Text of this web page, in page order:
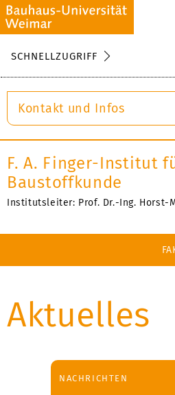
SCHNELLZUGRIFF
Kontakt und Infos
F. A. Finger-Institut
Baustoffkunde
Institutsleiter: Prof. Dr.-Ing. Horst-
Aktuelles
NACHRICHTEN